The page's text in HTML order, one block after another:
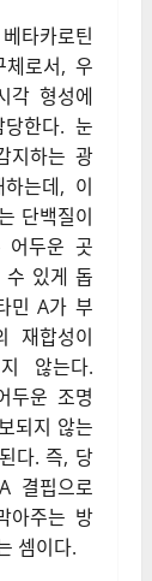
타카로틴
로서, 우
각 형성에
한다. 눈
지하는 광
는데, 이
단백질이
어두운 곳
수 있게 돕
민 A가 부
재합성이
않는다.
두운 조명
되지 않는
다. 즉, 당
결핍으로
아주는 방
셈이다.